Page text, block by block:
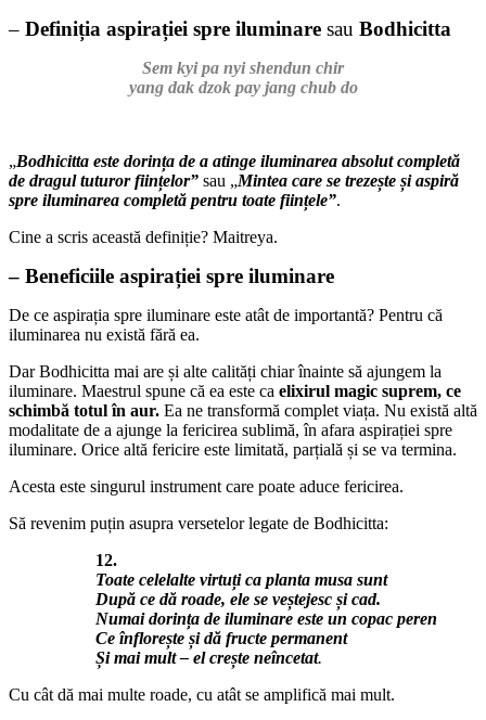
– Definiția aspirației spre iluminare sau Bodhicitta
Sem kyi pa nyi shendun chir
yang dak dzok pay jang chub do
„Bodhicitta este dorința de a atinge iluminarea absolut completă
de dragul tuturor ființelor” sau „Mintea care se trezește și aspiră
spre iluminarea completă pentru toate ființele”.
Cine a scris această definiție? Maitreya.
– Beneficiile aspirației spre iluminare
De ce aspirația spre iluminare este atât de importantă? Pentru că
iluminarea nu există fără ea.
Dar Bodhicitta mai are și alte calități chiar înainte să ajungem la
iluminare. Maestrul spune că ea este ca elixirul magic suprem, ce
schimbă totul în aur. Ea ne transformă complet viața. Nu există altă
modalitate de a ajunge la fericirea sublimă, în afara aspirației spre
iluminare. Orice altă fericire este limitată, parțială și se va termina.
Acesta este singurul instrument care poate aduce fericirea.
Să revenim puțin asupra versetelor legate de Bodhicitta:
12.
Toate celelalte virtuți ca planta musa sunt
După ce dă roade, ele se veștejesc și cad.
Numai dorința de iluminare este un copac peren
Ce înflorește și dă fructe permanent
Și mai mult – el crește neîncetat.
Cu cât dă mai multe roade, cu atât se amplifică mai mult.